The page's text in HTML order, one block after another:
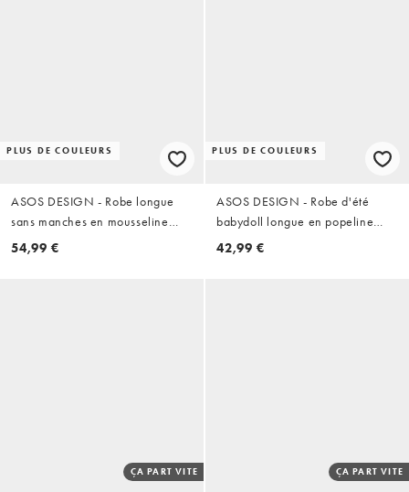
PLUS DE COULEURS
ASOS DESIGN - Robe longue
sans manches en mousseline
avec ourlet à godets
54,99 €
PLUS DE COULEURS
ASOS DESIGN - Robe d'été
babydoll longue en popeline
avec col V et superposition en
42,99 €
ÇA PART VITE ÇA PART VITE